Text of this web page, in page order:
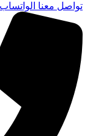
تواصل معنا الواتساب